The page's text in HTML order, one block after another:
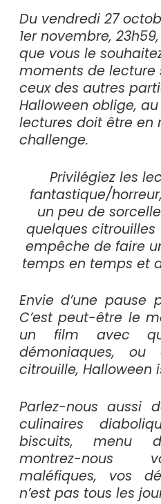
Du vendredi 27
1er novembre,
que vous le
moments de lecture
ceux des autres
Halloween oblige,
lectures doit être en
challenge.
Privilégiez les
fantastique/
un peu de
quelques
empêche de faire
temps en temps et
Envie d’une pause
C’est peut-être le
un film avec
démoniaques,
citrouille, Halloween
Parlez-nous aussi
culinaires
biscuits, menu
montrez-nous
maléfiques, vos
n’est pas tous les